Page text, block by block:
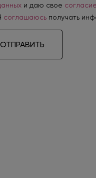
и даю свое
соглашаюсь получать
ОТПРАВИТЬ